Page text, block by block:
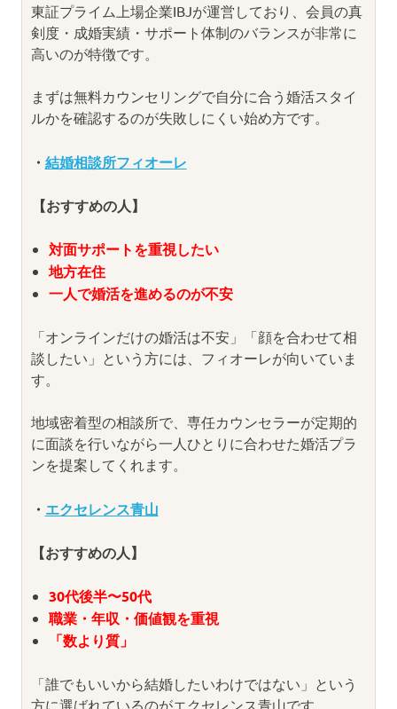
東証プライム上場企業IBJが運営しており、会員の真
剣度・成婚実績・サポート体制のバランスが非常に
高いのが特徴です。
まずは無料カウンセリングで自分に合う婚活スタイ
ルかを確認するのが失敗しにくい始め方です。
・ 結婚相談所フィオーレ
【おすすめの人】
対面サポートを重視したい
地方在住
一人で婚活を進めるのが不安
「オンラインだけの婚活は不安」「顔を合わせて相
談したい」という方には、フィオーレが向いていま
す。
地域密着型の相談所で、専任カウンセラーが定期的
に面談を行いながら一人ひとりに合わせた婚活プラ
ンを提案してくれます。
・ エクセレンス青山
【おすすめの人】
30代後半〜50代
職業・年収・価値観を重視
「数より質」
「誰でもいいから結婚したいわけではない」という
方に選ばれているのがエクセレンス青山です。